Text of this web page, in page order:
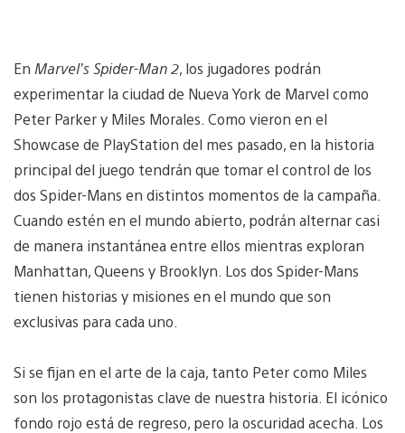
En Marvel’s Spider-Man 2, los jugadores podrán
experimentar la ciudad de Nueva York de Marvel como
Peter Parker y Miles Morales. Como vieron en el
Showcase de PlayStation del mes pasado, en la historia
principal del juego tendrán que tomar el control de los
dos Spider-Mans en distintos momentos de la campaña.
Cuando estén en el mundo abierto, podrán alternar casi
de manera instantánea entre ellos mientras exploran
Manhattan, Queens y Brooklyn. Los dos Spider-Mans
tienen historias y misiones en el mundo que son
exclusivas para cada uno.
Si se fijan en el arte de la caja, tanto Peter como Miles
son los protagonistas clave de nuestra historia. El icónico
fondo rojo está de regreso, pero la oscuridad acecha. Los